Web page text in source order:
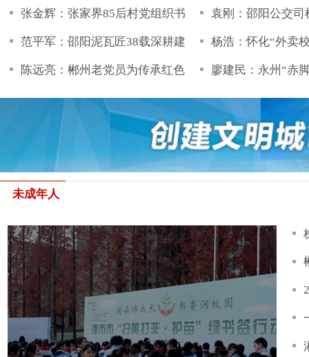
护航未成年人健康成长 湖南多地开展“护苗·绿书签”活动
了
湘西州古丈
中开心过暑
衡阳县：汇
育人
衡阳县：多
长沙县各新时代文明实践中心开展“我在文明实践所站过佳
节”主题活动
湘西州古丈
中开心过暑
吹遍文明新
衡阳市新时
志愿服务活
湘西州吉首
长沙县开展
惠民健康义
郴州市宜章
好人故事宣